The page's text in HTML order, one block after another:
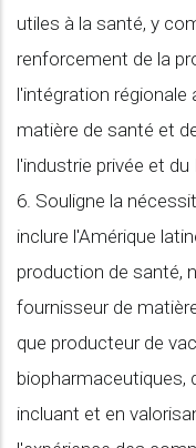
utiles à la santé, y
renforcement de la
l'intégration régionale
matière de santé et
l'industrie privée et du
6. Souligne la
inclure l'Amérique
production de santé,
fournisseur de
que producteur de
biopharmaceutiques,
incluant et en